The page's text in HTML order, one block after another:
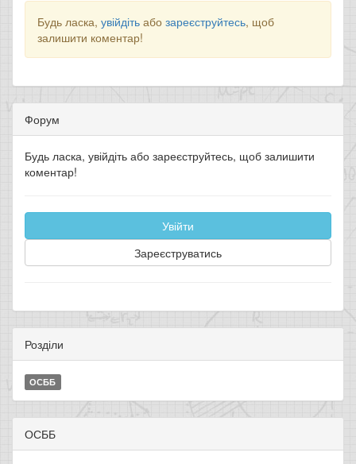
Будь ласка, увійдіть або зареєструйтесь, щоб
залишити коментар!
Форум
Будь ласка, увійдіть або зареєструйтесь, щоб залишити
коментар!
Увійти
Зареєструватись
Розділи
ОСББ
ОСББ